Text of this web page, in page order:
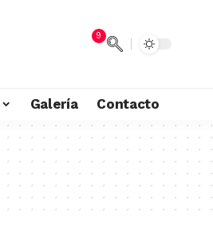
9
Galería Contacto